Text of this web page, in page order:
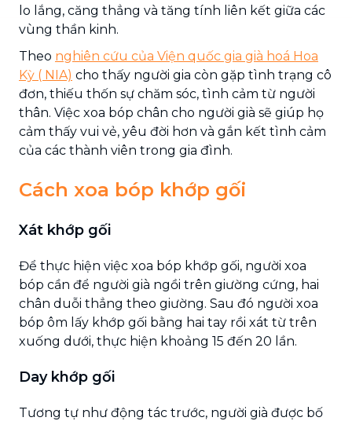
lo lắng, căng thẳng và tăng tính liên kết giữa các
vùng thần kinh.
Theo nghiên cứu của Viện quốc gia già hoá Hoa
Kỳ ( NIA) cho thấy người gia còn gặp tình trạng cô
đơn, thiếu thốn sự chăm sóc, tình cảm từ người
thân. Việc xoa bóp chân cho người già sẽ giúp họ
cảm thấy vui vẻ, yêu đời hơn và gắn kết tình cảm
của các thành viên trong gia đình.
Cách xoa bóp khớp gối
Xát khớp gối
Để thực hiện việc xoa bóp khớp gối, người xoa
bóp cần để người già ngồi trên giường cứng, hai
chân duỗi thẳng theo giường. Sau đó người xoa
bóp ôm lấy khớp gối bằng hai tay rồi xát từ trên
xuống dưới, thực hiện khoảng 15 đến 20 lần.
Day khớp gối
Tương tự như động tác trước, người già được bố